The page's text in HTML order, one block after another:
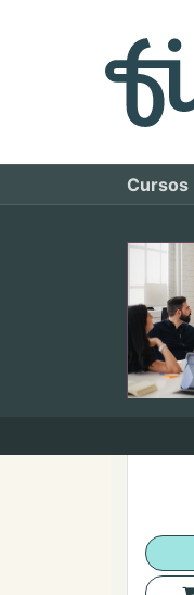
Cursos